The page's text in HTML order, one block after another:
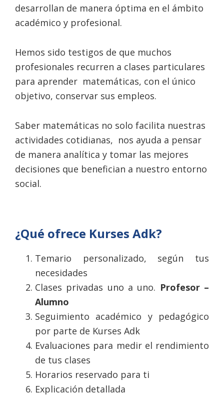
desarrollan de manera óptima en el ámbito
académico y profesional.
Hemos sido testigos de que muchos
profesionales recurren a clases particulares
para aprender matemáticas, con el único
objetivo, conservar sus empleos.
Saber matemáticas no solo facilita nuestras
actividades cotidianas, nos ayuda a pensar
de manera analítica y tomar las mejores
decisiones que benefician a nuestro entorno
social.
¿Qué ofrece Kurses Adk?
Temario personalizado, según tus
necesidades
Clases privadas uno a uno. Profesor –
Alumno
Seguimiento académico y pedagógico
por parte de Kurses Adk
Evaluaciones para medir el rendimiento
de tus clases
Horarios reservado para ti
Explicación detallada